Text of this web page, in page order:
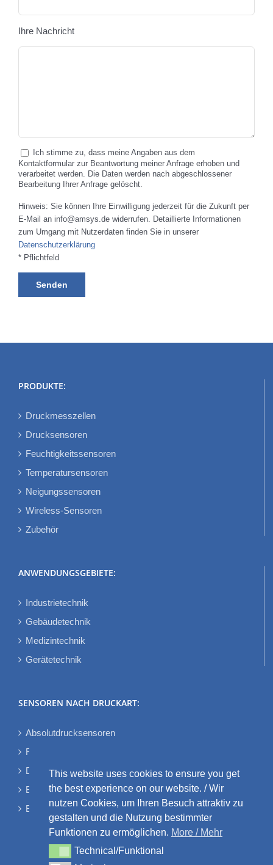
Ihre Nachricht
Ich stimme zu, dass meine Angaben aus dem
Kontaktformular zur Beantwortung meiner Anfrage erhoben und
verarbeitet werden. Die Daten werden nach abgeschlossener
Bearbeitung Ihrer Anfrage gelöscht.
Hinweis: Sie können Ihre Einwilligung jederzeit für die Zukunft per
E-Mail an info@amsys.de widerrufen. Detaillierte Informationen
zum Umgang mit Nutzerdaten finden Sie in unserer
Datenschutzerklärung
* Pflichtfeld
PRODUKTE:
Druckmesszellen
Drucksensoren
Feuchtigkeitssensoren
Temperatursensoren
Neigungssensoren
Wireless-Sensoren
Zubehör
ANWENDUNGSGEBIETE:
Industrietechnik
Gebäudetechnik
Medizintechnik
Gerätetechnik
SENSOREN NACH DRUCKART:
Absolutdrucksensoren
Relativdrucksensoren
Differenzdrucksensoren
Bidirektionale Differenzdrucksensoren
Barometrische Drucksensoren
This website uses cookies to ensure you get
the best experience on our website. / Wir
nutzen Cookies, um Ihren Besuch attraktiv zu
gestalten und die Nutzung bestimmter
Funktionen zu ermöglichen. More / Mehr
Technical/Funktional
Technical/Funktional